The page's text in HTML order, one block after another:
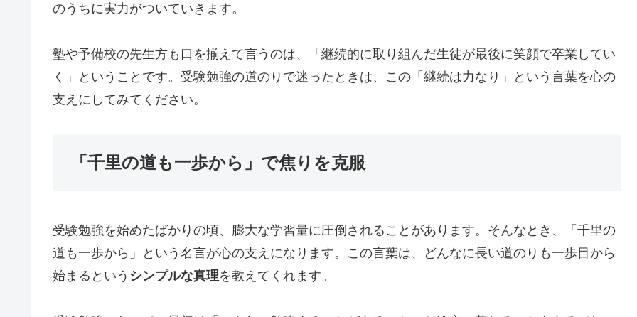
のうちに実力がついていきます。
塾や予備校の先生方も口を揃えて言うのは、「継続的に取り組んだ生徒が最後に笑顔で卒業してい
く」ということです。受験勉強の道のりで迷ったときは、この「継続は力なり」という言葉を心の
支えにしてみてください。
「千里の道も一歩から」で焦りを克服
受験勉強を始めたばかりの頃、膨大な学習量に圧倒されることがあります。そんなとき、「千里の
道も一歩から」という名言が心の支えになります。この言葉は、どんなに長い道のりも一歩目から
始まるという シンプルな真理を教えてくれます。